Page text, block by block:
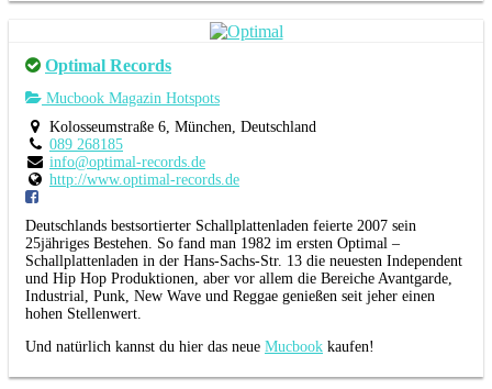
Optimal Records
Mucbook Magazin Hotspots
Kolosseumstraße 6, München, Deutschland
089 268185
info@optimal-records.de
http://www.optimal-records.de
Deutschlands bestsortierter Schallplattenladen feierte 2007 sein
25jähriges Bestehen. So fand man 1982 im ersten Optimal –
Schallplattenladen in der Hans-Sachs-Str. 13 die neuesten Independent
und Hip Hop Produktionen, aber vor allem die Bereiche Avantgarde,
Industrial, Punk, New Wave und Reggae genießen seit jeher einen
hohen Stellenwert.
Und natürlich kannst du hier das neue Mucbook kaufen!